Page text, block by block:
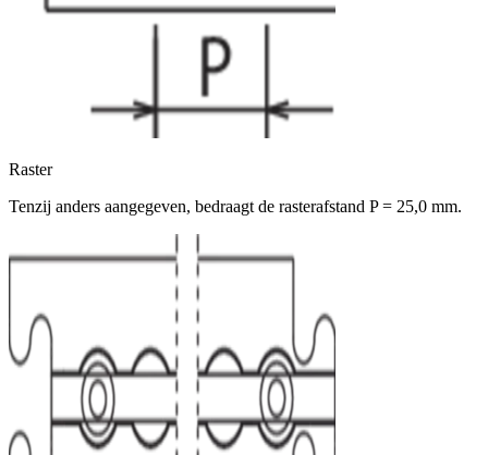
Raster
Tenzij anders aangegeven, bedraagt de rasterafstand P = 25,0 mm.